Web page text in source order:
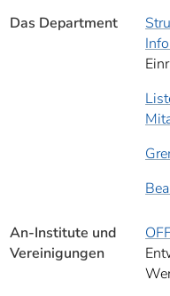
Das Department
An-Institute und
Vereinigungen